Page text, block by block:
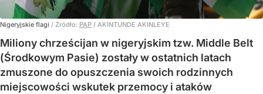
Nigeryjskie flagi / Źródło: PAP / AKINTUNDE AKINLEYE
Miliony chrześcijan w nigeryjskim tzw. Middle Belt
(Środkowym Pasie) zostały w ostatnich latach
zmuszone do opuszczenia swoich rodzinnych
miejscowości wskutek przemocy i ataków